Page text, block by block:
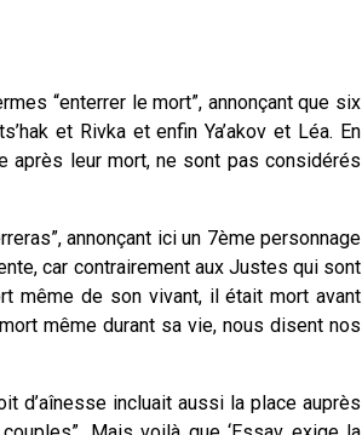
“enterrer le mort”, annonçant que six
et Rivka et enfin Ya’akov et Léa. En
leur mort, ne sont pas considérés
annonçant ici un 7ème personnage
car contrairement aux Justes qui sont
même de son vivant, il était mort avant
même durant sa vie, nous disent nos
d’aînesse incluait aussi la place auprès